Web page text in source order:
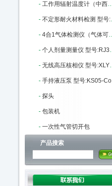
- 工作用辐射温度计（中西器材优势） 型号:SH24-HY-303A库号：M364086
- 不定形耐火材料检测 型号:GY08-GDP-500库号：M367078
- 4合1气体检测仪（气体可选） 型号:ZA01-KP836 CO/NH3/02/EX库号：M404191
- 个人剂量测量仪 型号:RJ31-RJ31-8108库号：M405559
- 无线高压核相仪 型号:XLYF-GH-6603库号：M341389
- 手持液压泵 型号:KS05-ConST131库号：M404593
- 探头
- 包装机
- 一次性气管切开包
产品搜索